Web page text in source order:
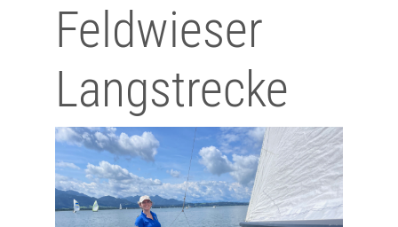
Feldwieser
Langstrecke